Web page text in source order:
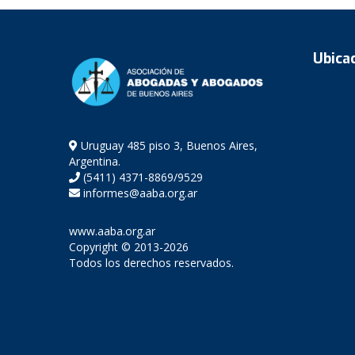
Uruguay 485 piso 3, Buenos Aires,
Argentina.
(5411) 4371-8869/9529
informes@aaba.org.ar
www.aaba.org.ar
Copyright © 2013-2026
Todos los derechos reservados.